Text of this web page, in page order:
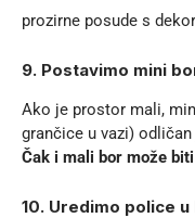
prozirne posude s
9. Postavimo mini
Ako je prostor mali,
grančice u vazi) odličan
Čak i mali bor može
10. Uredimo police